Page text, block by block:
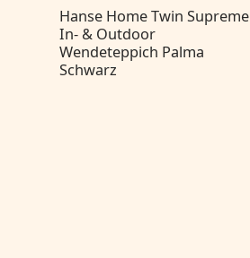
Hanse Home Twin Supreme
In- & Outdoor
Wendeteppich Palma
Schwarz